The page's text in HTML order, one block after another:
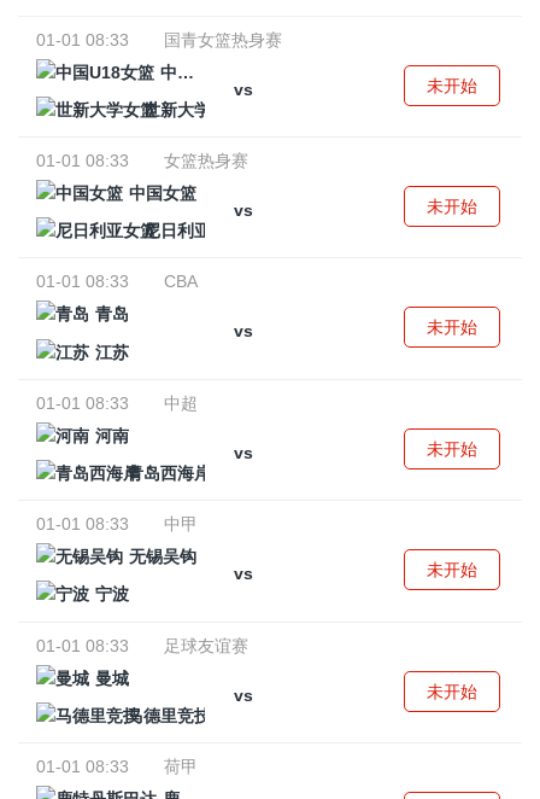
01-01 08:33
国青女篮热身赛
中国U18女篮
vs
世新大学女篮
未开始
01-01 08:33
女篮热身赛
中国女篮
vs
尼日利亚女篮
未开始
01-01 08:33
CBA
青岛
vs
江苏
未开始
01-01 08:33
中超
河南
vs
青岛西海岸
未开始
01-01 08:33
中甲
无锡吴钩
vs
宁波
未开始
01-01 08:33
足球友谊赛
曼城
vs
马德里竞技
未开始
01-01 08:33
荷甲